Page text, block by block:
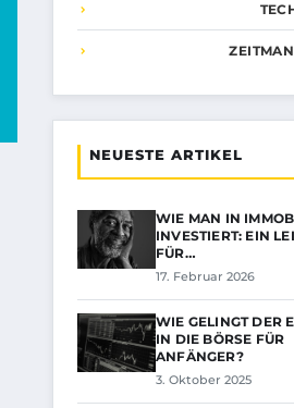
NEUESTE ARTIKEL
WIE MAN IN
INVESTIERT: EIN
FÜR…
17. Februar 2026
WIE GELINGT DER
IN DIE BÖRSE FÜR
ANFÄNGER?
3. Oktober 2025